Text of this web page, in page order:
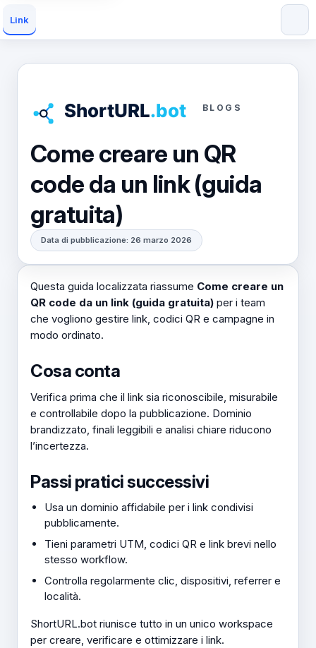
Link
BLOGS
Come creare un QR
code da un link (guida
gratuita)
Data di pubblicazione: 26 marzo 2026
Questa guida localizzata riassume Come creare un
QR code da un link (guida gratuita) per i team
che vogliono gestire link, codici QR e campagne in
modo ordinato.
Cosa conta
Verifica prima che il link sia riconoscibile, misurabile
e controllabile dopo la pubblicazione. Dominio
brandizzato, finali leggibili e analisi chiare riducono
l’incertezza.
Passi pratici successivi
Usa un dominio affidabile per i link condivisi
pubblicamente.
Tieni parametri UTM, codici QR e link brevi nello
stesso workflow.
Controlla regolarmente clic, dispositivi, referrer e
località.
ShortURL.bot riunisce tutto in un unico workspace
per creare, verificare e ottimizzare i link.